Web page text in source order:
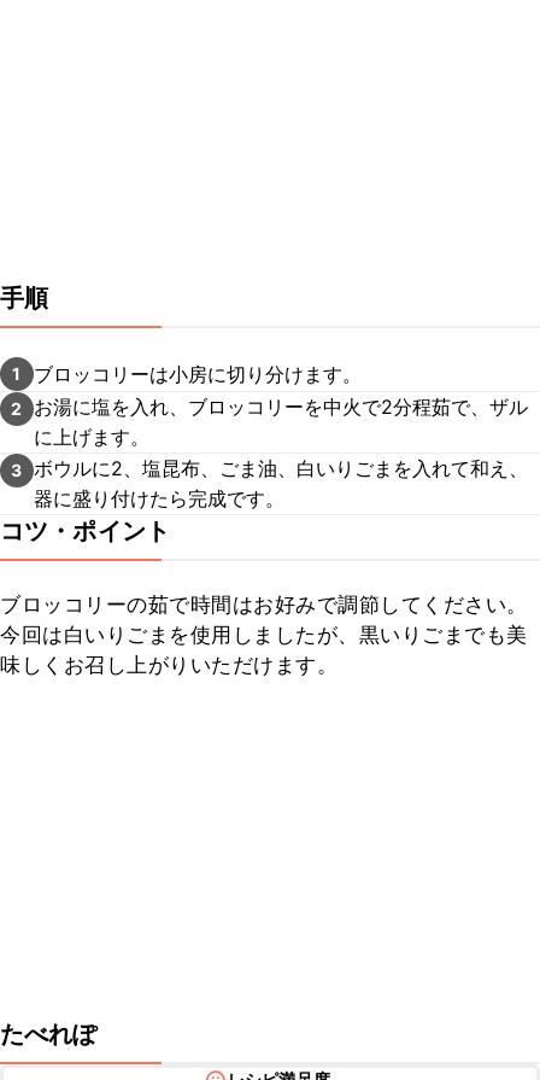
手順
1 ブロッコリーは小房に切り分けます。
2
お湯に塩を入れ、ブロッコリーを中火で2分程茹で、ザル
に上げます。
3 ボウルに2、塩昆布、ごま油、白いりごまを入れて和え、
器に盛り付けたら完成です。
コツ・ポイント
ブロッコリーの茹で時間はお好みで調節してください。
今回は白いりごまを使用しましたが、黒いりごまでも美
味しくお召し上がりいただけます。
たべれぽ